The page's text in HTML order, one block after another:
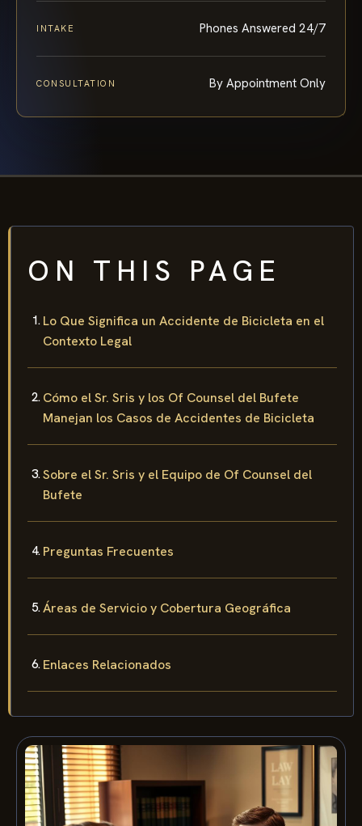
INTAKE Phones Answered 24/7
CONSULTATION By Appointment Only
ON THIS PAGE
Lo Que Significa un Accidente de Bicicleta en el
Contexto Legal
Cómo el Sr. Sris y los Of Counsel del Bufete
Manejan los Casos de Accidentes de Bicicleta
Sobre el Sr. Sris y el Equipo de Of Counsel del
Bufete
Preguntas Frecuentes
Áreas de Servicio y Cobertura Geográfica
Enlaces Relacionados